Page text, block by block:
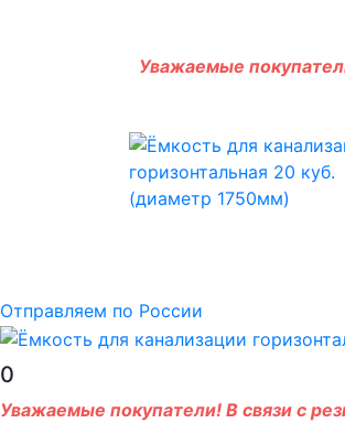
Уважаемые
Отправляем по России
0
Уважаемые покупатели! В связи с